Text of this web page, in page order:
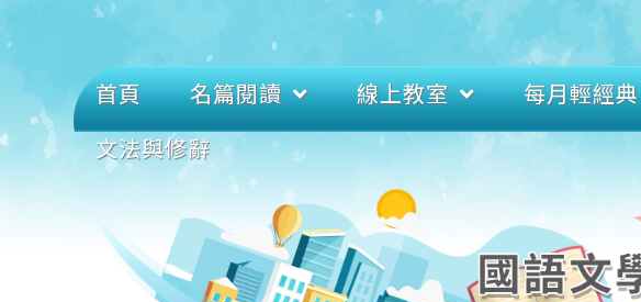
首頁 名篇閱讀 線上教室 每月輕經典
文法與修辭